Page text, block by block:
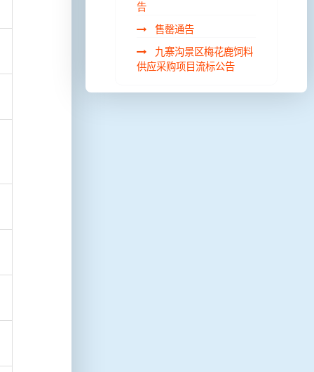
告
售罄通告
九寨沟景区梅花鹿饲料
供应采购项目流标公告